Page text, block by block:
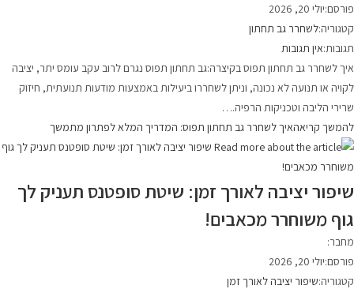
פורסם:יולי 20, 2026
קטגוריה:לשחרר גב תחתון
תגובות:אין תגובות
איך לשחרר גב תחתון תפוס בקיצרה:גב תחתון תפוס נגרם לרוב עקב עומס יתר, יציבה
לקויה או תנועה לא נכונה, וניתן לשחררו ביעילות באמצעות מודעות תנועתית, חיזוק
שרירי הליבה וטכניקות הרפיה.…
להמשך קריאהאיך לשחרר גב תחתון תפוס: המדריך המלא לפתרון מתמשך
שיפור יציבה לאורך זמן: שיטת סופטנס תעניק לך
גוף משוחרר מכאבים!
מחבר:
פורסם:יולי 20, 2026
קטגוריה:שיפור יציבה לאורך זמן